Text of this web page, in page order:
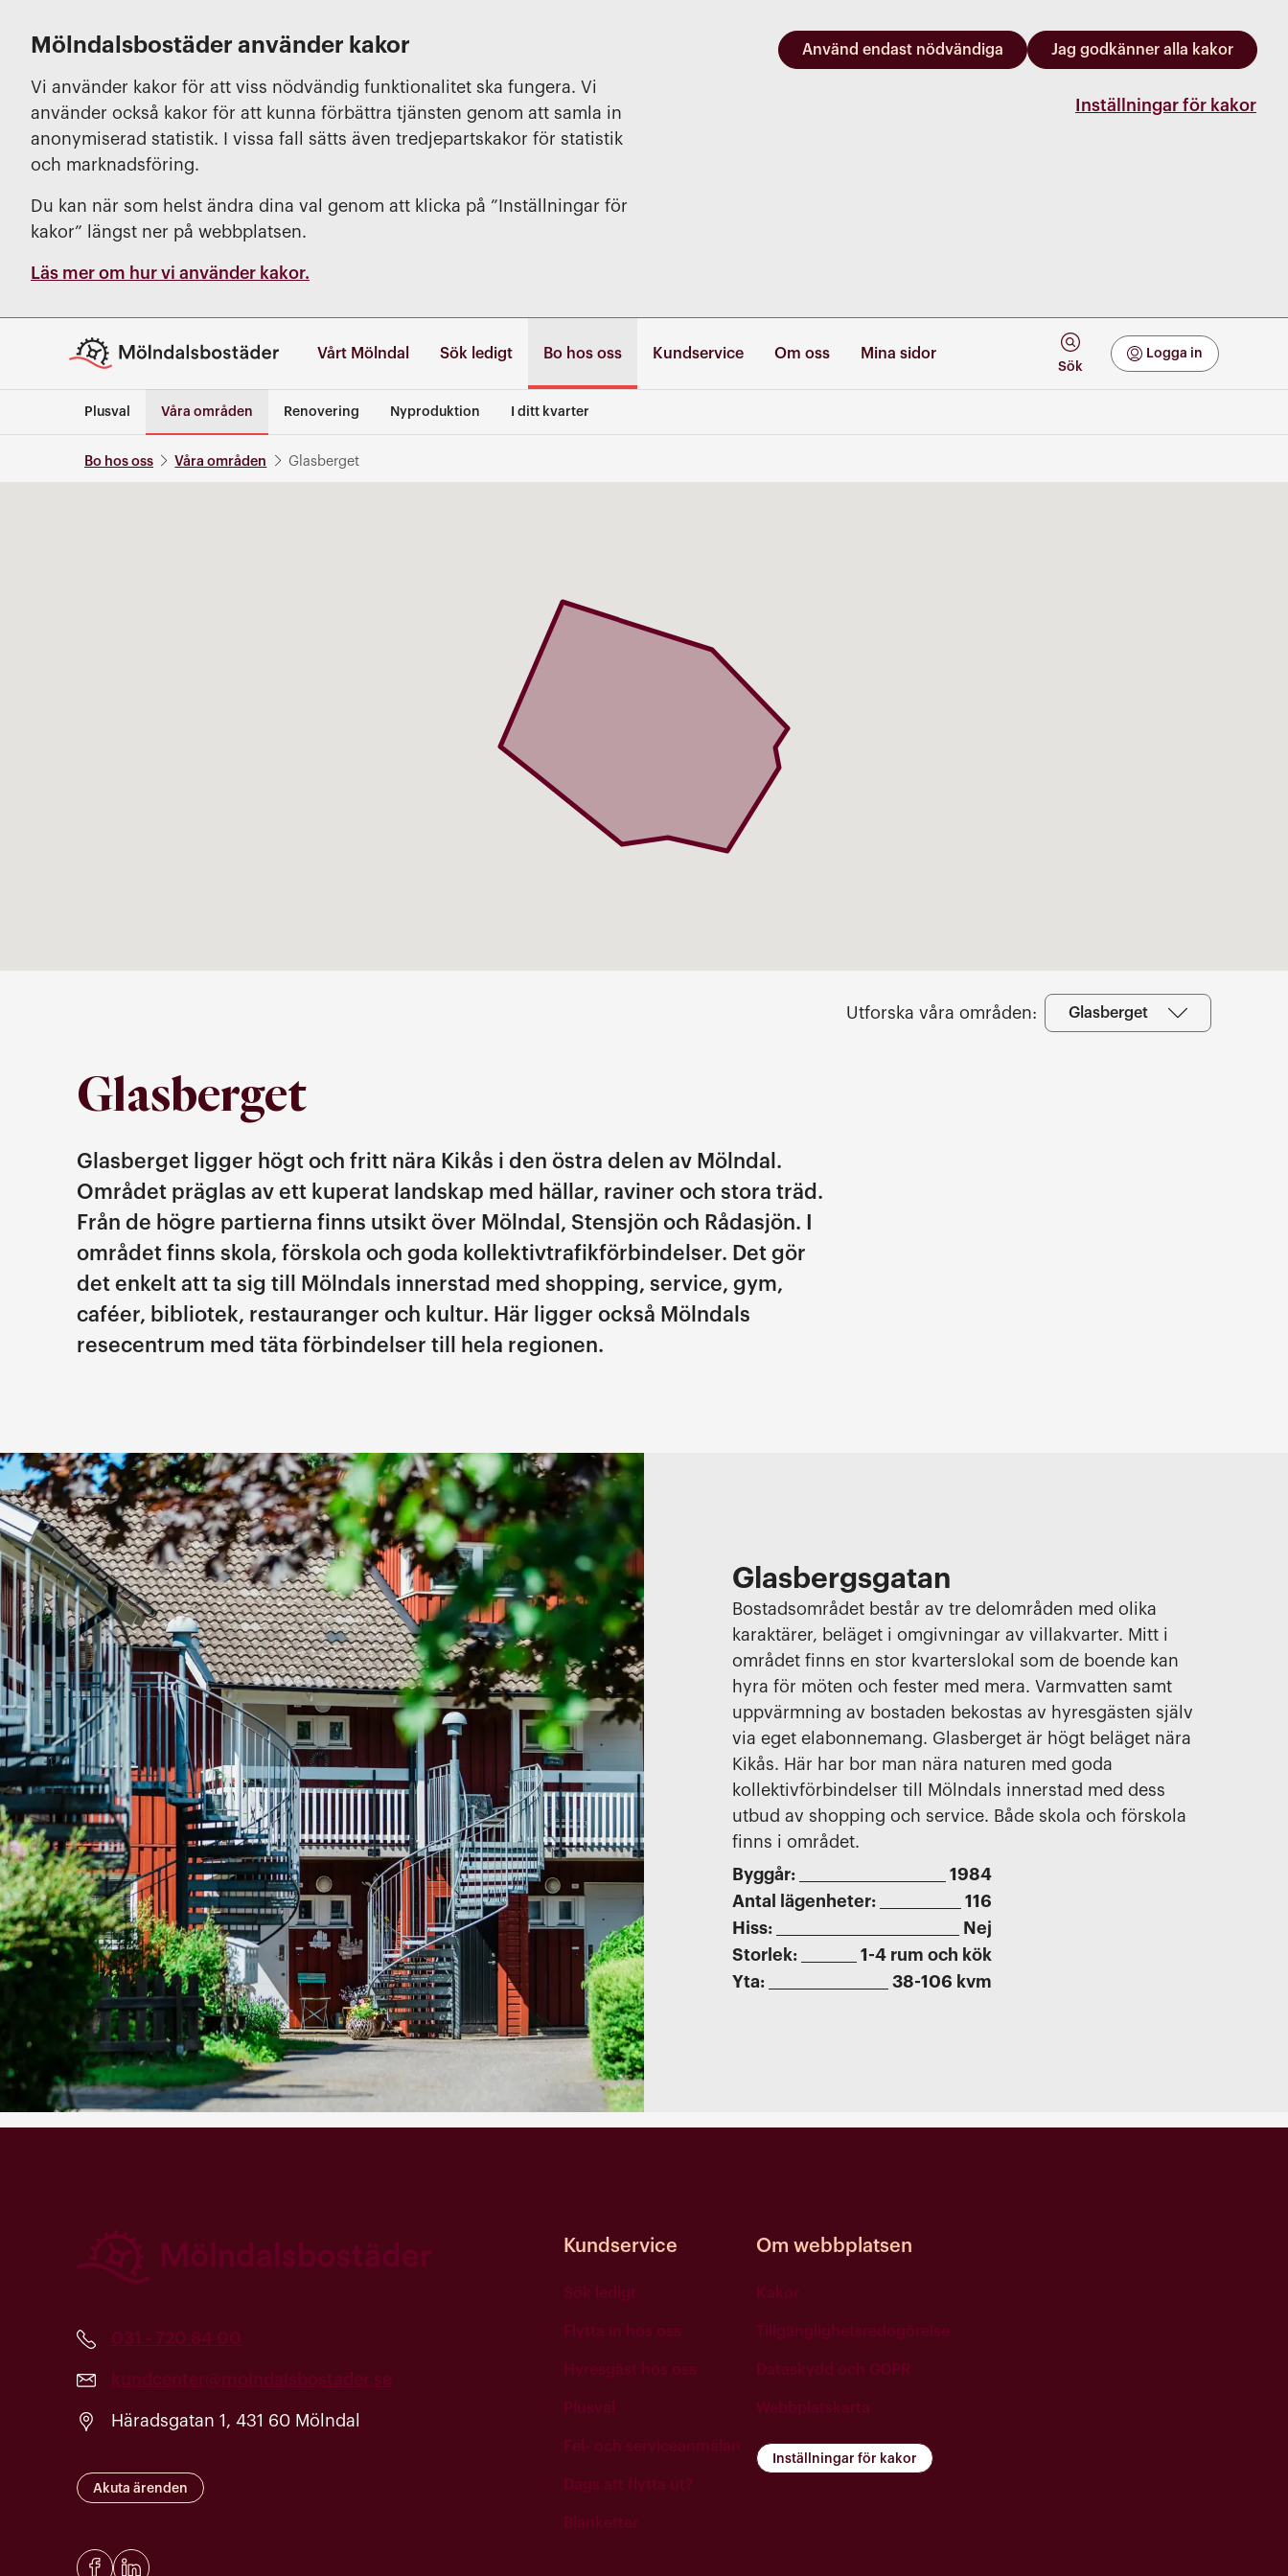
Mölndalsbostäder använder kakor
Vi använder kakor för att viss nödvändig funktionalitet ska fungera. Vi
använder också kakor för att kunna förbättra tjänsten genom att samla in
anonymiserad statistik. I vissa fall sätts även tredjepartskakor för statistik
och marknadsföring.
Du kan när som helst ändra dina val genom att klicka på ”Inställningar för
kakor” längst ner på webbplatsen.
Läs mer om hur vi använder kakor.
Använd endast nödvändiga Jag godkänner alla kakor
Inställningar för kakor
Vårt Mölndal Sök ledigt Bo hos oss
Plusval Våra områden Renovering Nyproduktion I ditt kvarter
Kundservice Om oss Mina sidor
Mina Sidor Sök
Logga in
Bo hos oss Våra områden Glasberget
Utforska våra områden:
Utforska våra områden
Glasberget
Glasberget
Glasberget ligger högt och fritt nära Kikås i den östra delen av Mölndal.
Området präglas av ett kuperat landskap med hällar, raviner och stora träd.
Från de högre partierna finns utsikt över Mölndal, Stensjön och Rådasjön. I
området finns skola, förskola och goda kollektivtrafikförbindelser. Det gör
det enkelt att ta sig till Mölndals innerstad med shopping, service, gym,
caféer, bibliotek, restauranger och kultur. Här ligger också Mölndals
resecentrum med täta förbindelser till hela regionen.
Glasbergsgatan
Bostadsområdet består av tre delområden med olika
karaktärer, beläget i omgivningar av villakvarter. Mitt i
området finns en stor kvarterslokal som de boende kan
hyra för möten och fester med mera. Varmvatten samt
uppvärmning av bostaden bekostas av hyresgästen själv
via eget elabonnemang. Glasberget är högt beläget nära
Kikås. Här har bor man nära naturen med goda
kollektivförbindelser till Mölndals innerstad med dess
utbud av shopping och service. Både skola och förskola
finns i området.
Byggår:
1984
Antal lägenheter:
116
Hiss:
Nej
Storlek:
1-4 rum och kök
Yta:
38-106 kvm
031 - 720 84 00
kundcenter@molndalsbostader.se
Häradsgatan 1, 431 60 Mölndal
Akuta ärenden
Kundservice
Sök ledigt
Flytta in hos oss
Hyresgäst hos oss
Plusval
Fel- och serviceanmälan
Dags att flytta ut?
Blanketter
Om webbplatsen
Kakor
Tillgänglighetsredogörelse
Dataskydd och GDPR
Webbplatskarta
Inställningar för kakor